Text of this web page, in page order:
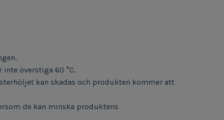
överstiga 60 °C.
kan skadas och produkten kommer att
de kan minska produktens